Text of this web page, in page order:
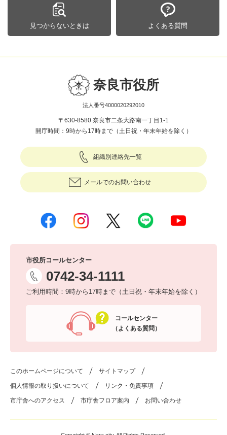
見つからないときは よくある質問
奈良市役所
法人番号4000020292010
〒630-8580 奈良市二条大路南一丁目1-1
開庁時間：9時から17時まで（土日祝・年末年始を除く）
組織別連絡先一覧
メールでのお問い合わせ
市役所コールセンター
0742-34-1111
ご利用時間：9時から17時まで（土日祝・年末年始を除く）
コールセンター
（よくある質問）
このホームページについて サイトマップ
個人情報の取り扱いについて リンク・免責事項
市庁舎へのアクセス 市庁舎フロア案内 お問い合わせ